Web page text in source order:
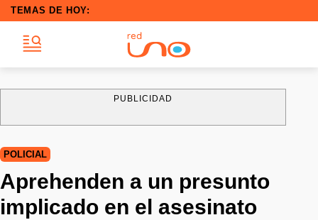
TEMAS DE HOY:
PUBLICIDAD
POLICIAL
Aprehenden a un presunto
implicado en el asesinato